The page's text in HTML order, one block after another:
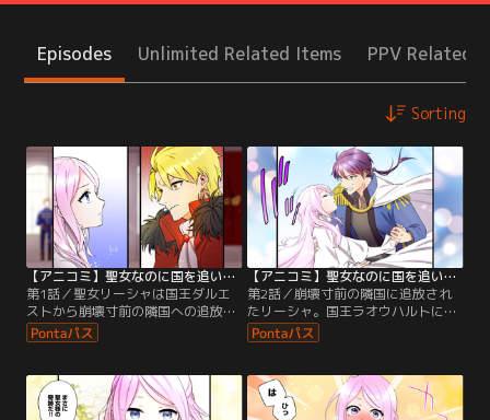
Episodes Unlimited Related Items PPV Related
Sorting
【アニコミ】聖女なのに国を追い出されたので、崩壊寸前の隣国へ来ました～力を解放したので国が平和になってきましたが元の国まで加護は届きませんよ～ 第01話
第1話／聖女リーシャは国王ダルエ
ストから崩壊寸前の隣国への追放を
命じられる。追放されたリーシャの
前に隣国の国王ラオウハルトが現
【アニコミ】聖女なのに国を追い出されたので、崩壊寸前の隣国へ来ました～力を解放したので国が平和になってきましたが元の国まで加護は届きませんよ～ 第02話
第2話／崩壊寸前の隣国に追放され
たリーシャ。国王ラオウハルトに助
けられ、そのお礼に聖女の力で国を
救うことを決意し…